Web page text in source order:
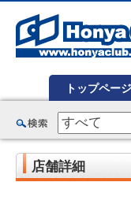
トップページ
ど在庫も充実
店舗詳細